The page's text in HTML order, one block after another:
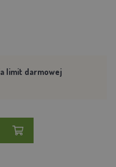
limit darmowej